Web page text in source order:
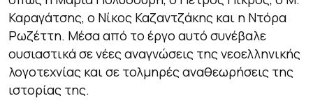
Καραγάτσης, ο Νίκος Καζαντζάκης και η Ντόρα
Ρωζέττη. Μέσα από το έργο αυτό συνέβαλε
ουσιαστικά σε νέες αναγνώσεις της νεοελληνικής
λογοτεχνίας και σε τολμηρές αναθεωρήσεις της
ιστορίας της.